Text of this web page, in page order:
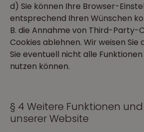
d) Sie können Ihre Browser-
entsprechend Ihren Wünschen
B. die Annahme von Third-Party-
Cookies ablehnen. Wir weisen Sie
Sie eventuell nicht alle
nutzen können.
§ 4 Weitere Funktionen
unserer Website